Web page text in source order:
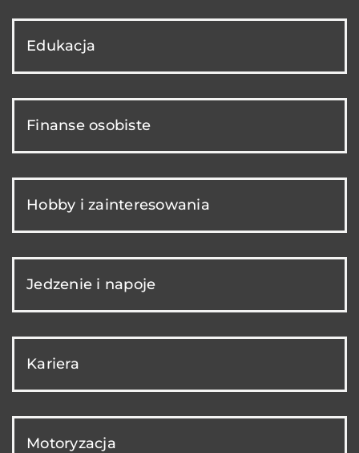
Edukacja
Finanse osobiste
Hobby i zainteresowania
Jedzenie i napoje
Kariera
Motoryzacja